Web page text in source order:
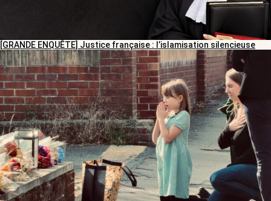
[GRANDE ENQUÊTE] Justice française : l’islamisation silencieuse